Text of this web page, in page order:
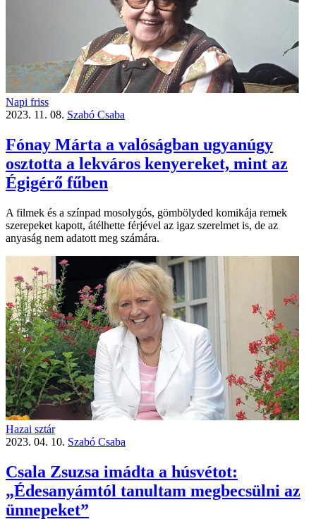
Napi friss
2023. 11. 08. Szabó Csaba
Fónay Márta a valóságban ugyanúgy
osztotta a lekváros kenyereket, mint az
Égigérő fűben
A filmek és a színpad mosolygós, gömbölyded komikája remek
szerepeket kapott, átélhette férjével az igaz szerelmet is, de az
anyaság nem adatott meg számára.
Hazai sztár
2023. 04. 10. Szabó Csaba
Csala Zsuzsa imádta a húsvétot:
„Édesanyámtól tanultam megbecsülni az
ünnepeket”